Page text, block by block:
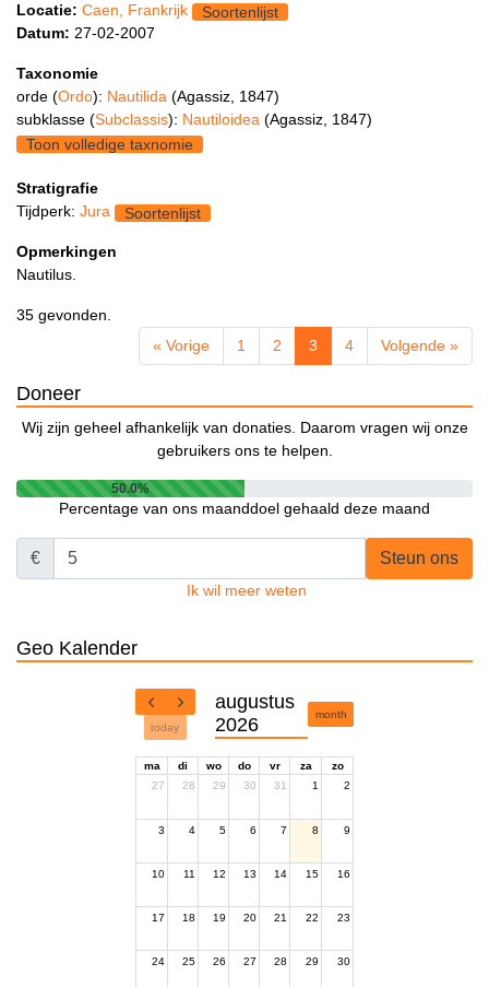
Locatie: Caen, Frankrijk
Soortenlijst
Datum: 27-02-2007
Taxonomie
orde (Ordo): Nautilida (Agassiz, 1847)
subklasse (Subclassis): Nautiloidea (Agassiz, 1847)
Toon volledige taxnomie
Stratigrafie
Tijdperk: Jura Soortenlijst
Opmerkingen
Nautilus.
35 gevonden.
« Vorige
1 2 3 4 Volgende »
Doneer
Wij zijn geheel afhankelijk van donaties. Daarom vragen wij onze
gebruikers ons te helpen.
50.0%
Percentage van ons maanddoel gehaald deze maand
€ Steun ons
Ik wil meer weten
Geo Kalender
today
augustus
2026
month
ma di wo do vr za
zo
27
28 29 30 31 1 2
3 4 5 6 7 8 9
10 11 12 13 14 15 16
17 18 19 20 21 22 23
24 25 26 27 28 29 30